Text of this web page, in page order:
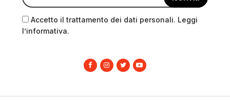
Accetto il trattamento dei dati personali. Leggi
l’informativa.